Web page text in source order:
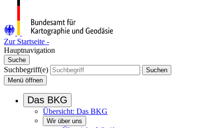
Zur Startseite -
Hauptnavigation
Suche
Suchbegriff(e)
Suchen
Menü öffnen
Das BKG
Übersicht: Das BKG
Wir über uns